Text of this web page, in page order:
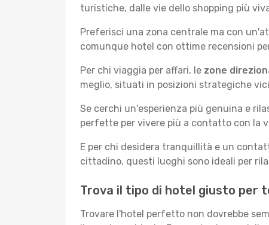
turistiche, dalle vie dello shopping più
Preferisci una zona centrale ma con
comunque hotel con ottime recensioni
Per chi viaggia per affari, le zone
meglio, situati in posizioni strategiche
Se cerchi un'esperienza più genuina e
perfette per vivere più a contatto con la
E per chi desidera tranquillità e un
cittadino, questi luoghi sono ideali per
Trova il tipo di hotel giusto per
Trovare l'hotel perfetto non dovrebbe